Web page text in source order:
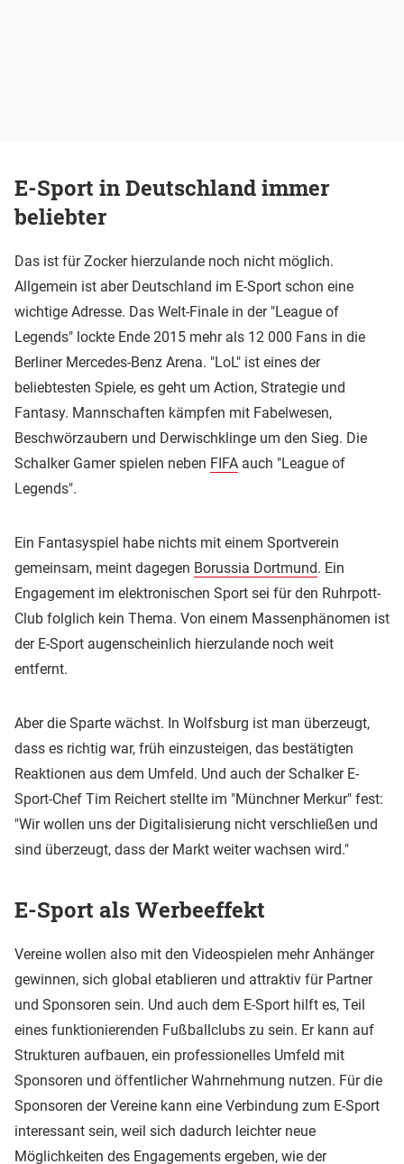
E-Sport in Deutschland immer
beliebter
Das ist für Zocker hierzulande noch nicht möglich.
Allgemein ist aber Deutschland im E-Sport schon eine
wichtige Adresse. Das Welt-Finale in der "League of
Legends" lockte Ende 2015 mehr als 12 000 Fans in die
Berliner Mercedes-Benz Arena. "LoL" ist eines der
beliebtesten Spiele, es geht um Action, Strategie und
Fantasy. Mannschaften kämpfen mit Fabelwesen,
Beschwörzaubern und Derwischklinge um den Sieg. Die
Schalker Gamer spielen neben FIFA auch "League of
Legends".
Ein Fantasyspiel habe nichts mit einem Sportverein
gemeinsam, meint dagegen Borussia Dortmund. Ein
Engagement im elektronischen Sport sei für den Ruhrpott-
Club folglich kein Thema. Von einem Massenphänomen ist
der E-Sport augenscheinlich hierzulande noch weit
entfernt.
Aber die Sparte wächst. In Wolfsburg ist man überzeugt,
dass es richtig war, früh einzusteigen, das bestätigten
Reaktionen aus dem Umfeld. Und auch der Schalker E-
Sport-Chef Tim Reichert stellte im "Münchner Merkur" fest:
"Wir wollen uns der Digitalisierung nicht verschließen und
sind überzeugt, dass der Markt weiter wachsen wird."
E-Sport als Werbeeffekt
Vereine wollen also mit den Videospielen mehr Anhänger
gewinnen, sich global etablieren und attraktiv für Partner
und Sponsoren sein. Und auch dem E-Sport hilft es, Teil
eines funktionierenden Fußballclubs zu sein. Er kann auf
Strukturen aufbauen, ein professionelles Umfeld mit
Sponsoren und öffentlicher Wahrnehmung nutzen. Für die
Sponsoren der Vereine kann eine Verbindung zum E-Sport
interessant sein, weil sich dadurch leichter neue
Möglichkeiten des Engagements ergeben, wie der